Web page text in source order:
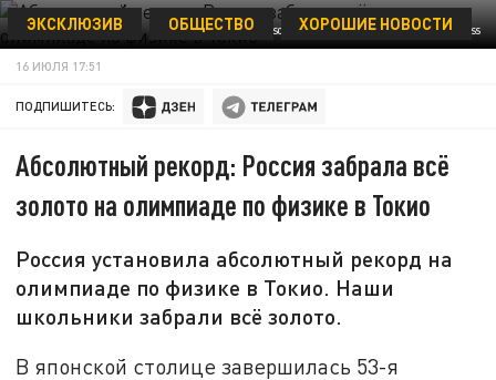
ФОТО: LEV VLASOV/KEYSTONE PRESS AGENCY/GLOBALLOOKPRESS
ЭКСКЛЮЗИВ ОБЩЕСТВО ХОРОШИЕ НОВОСТИ
16 ИЮЛЯ 17:51
ПОДПИШИТЕСЬ:
Абсолютный рекорд: Россия забрала всё
золото на олимпиаде по физике в Токио
Россия установила абсолютный рекорд на
олимпиаде по физике в Токио. Наши
школьники забрали всё золото.
В японской столице завершилась 53-я